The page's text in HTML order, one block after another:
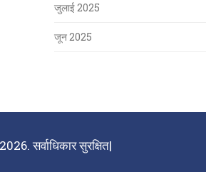
जुलाई 2025
जून 2025
सर्वाधिकार सुरक्षित|